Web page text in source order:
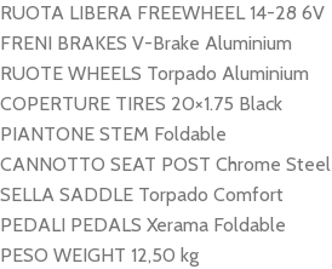
RUOTA LIBERA FREEWHEEL 14-28 6V
FRENI BRAKES V-Brake Aluminium
RUOTE WHEELS Torpado Aluminium
COPERTURE TIRES 20×1.75 Black
PIANTONE STEM Foldable
CANNOTTO SEAT POST Chrome Steel
SELLA SADDLE Torpado Comfort
PEDALI PEDALS Xerama Foldable
PESO WEIGHT 12,50 kg